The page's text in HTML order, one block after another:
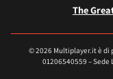
The
© 2026 Multiplayer.it è di
01206540559 – Sede